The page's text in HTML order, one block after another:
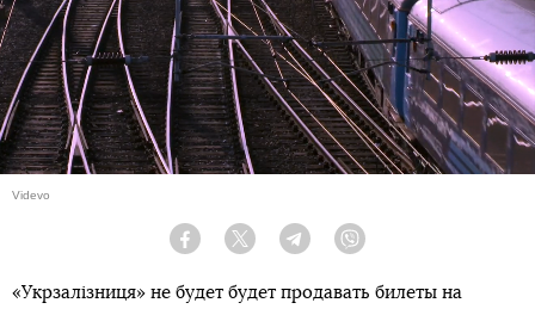
Videvo
Facebook Twitter Telegram
«Укрзалізниця» не будет будет продавать билеты на